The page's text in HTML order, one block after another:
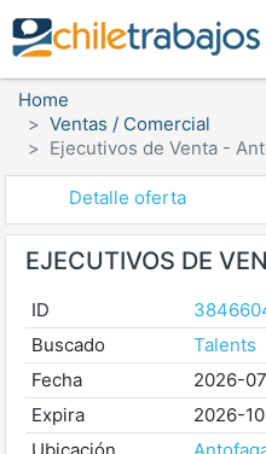
Home
Ventas / Comercial
Ejecutivos de Venta -
Detalle oferta
EJECUTIVOS DE
ID
Buscado
Talents
Fecha
2026-
Expira
2026-